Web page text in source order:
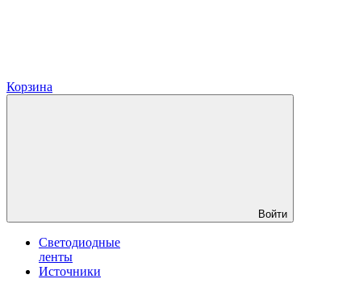
Корзина
Войти
Светодиодные
ленты
Источники